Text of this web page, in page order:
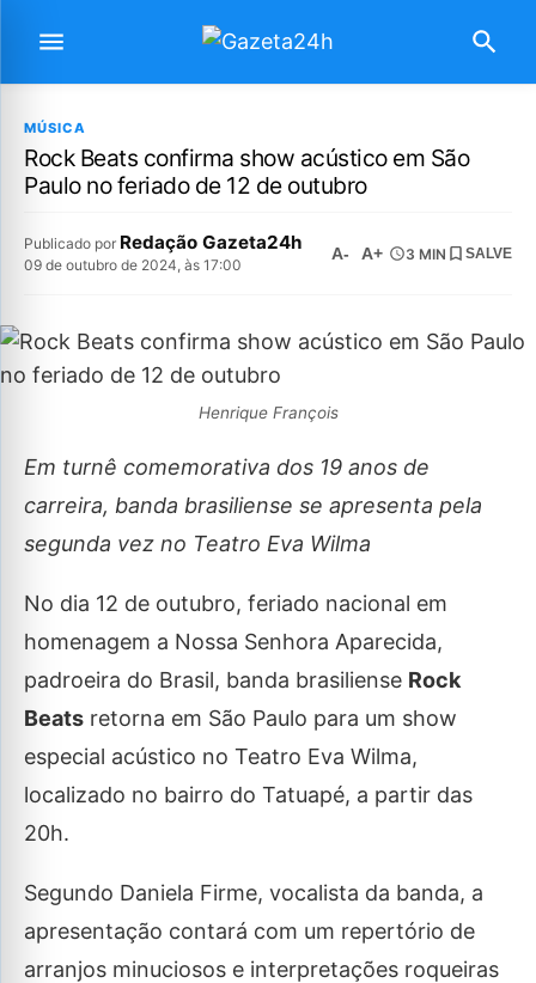
MÚSICA
Rock Beats confirma show acústico em São
Paulo no feriado de 12 de outubro
Publicado por Redação Gazeta24h
09 de outubro de 2024, às 17:00
A- A+ 3 MIN SALVE
Henrique François
Em turnê comemorativa dos 19 anos de
carreira, banda brasiliense se apresenta pela
segunda vez no Teatro Eva Wilma
No dia 12 de outubro, feriado nacional em
homenagem a Nossa Senhora Aparecida,
padroeira do Brasil, banda brasiliense Rock
Beats retorna em São Paulo para um show
especial acústico no Teatro Eva Wilma,
localizado no bairro do Tatuapé, a partir das
20h.
Segundo Daniela Firme, vocalista da banda, a
apresentação contará com um repertório de
arranjos minuciosos e interpretações roqueiras